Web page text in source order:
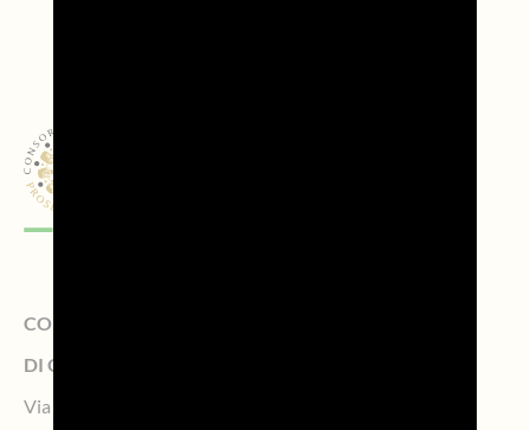
CONSORZIO DI TUTELA DELLA DENOMINAZIONE
DI ORIGINE CONTROLLATA PROSECCO
Via Calmaggiore, 23, 31100 TREVISO – Italy